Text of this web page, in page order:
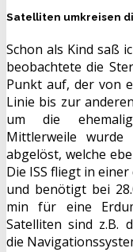
Satelliten umkreisen
Schon als Kind saß
beobachtete die
Punkt auf, der von
Linie bis zur
um die
Mittlerweile wurde
abgelöst, welche
Die ISS fliegt in
und benötigt bei
min für eine
Satelliten sind z.B.
die